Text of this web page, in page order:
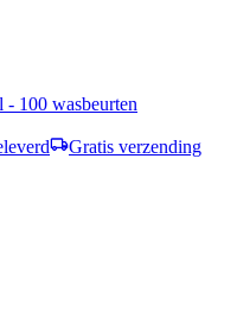
- 100 wasbeurten
Gratis verzending